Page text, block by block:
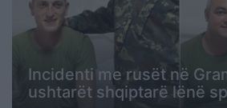
Incidenti me rusët në
ushtarët shqiptarë lënë